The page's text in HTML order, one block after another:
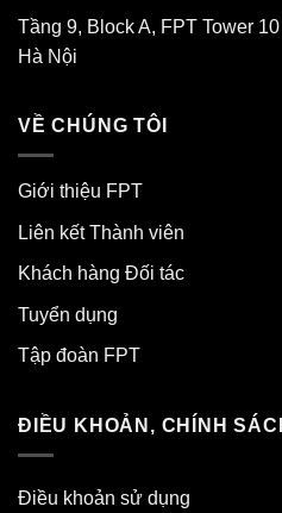
Tầng 9, Block A, FPT Tower
Hà Nội
VỀ CHÚNG TÔI
Giới thiệu FPT
Liên kết Thành viên
Khách hàng Đối tác
Tuyển dụng
Tập đoàn FPT
ĐIỀU KHOẢN, CHÍNH
Điều khoản sử dụng